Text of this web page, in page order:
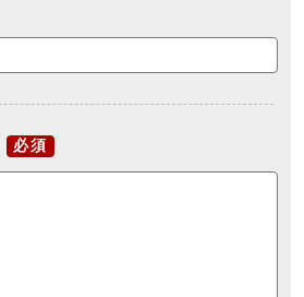
必須